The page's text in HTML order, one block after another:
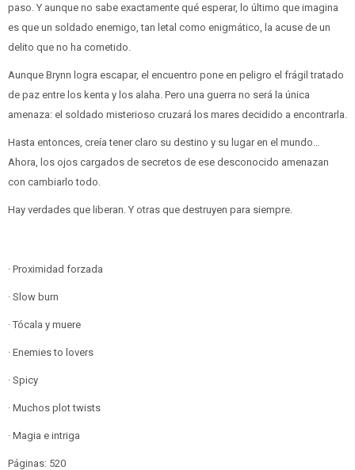
paso. Y aunque no sabe exactamente qué esperar, lo último que imagina
es que un soldado enemigo, tan letal como enigmático, la acuse de un
delito que no ha cometido.
Aunque Brynn logra escapar, el encuentro pone en peligro el frágil tratado
de paz entre los kenta y los alaha. Pero una guerra no será la única
amenaza: el soldado misterioso cruzará los mares decidido a encontrarla.
Hasta entonces, creía tener claro su destino y su lugar en el mundo…
Ahora, los ojos cargados de secretos de ese desconocido amenazan
con cambiarlo todo.
Hay verdades que liberan. Y otras que destruyen para siempre.
· Proximidad forzada
· Slow burn
· Tócala y muere
· Enemies to lovers
· Spicy
· Muchos plot twists
· Magia e intriga
Páginas: 520